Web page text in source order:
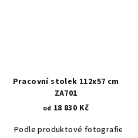
Pracovní stolek 112x57 cm
ZA701
od 18 830 Kč
Podle produktové fotografie